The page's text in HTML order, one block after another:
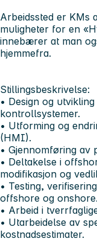
Arbeidssted er KMs
muligheter for en
innebærer at man
hjemmefra.
Stillingsbeskrivelse:
• Design og
kontrollsystemer.
• Utforming og
(HMI).
• Gjennomføring av
• Deltakelse i
modifikasjon og
• Testing,
offshore og onshore.
• Arbeid i
• Utarbeidelse av
kostnadsestimater.